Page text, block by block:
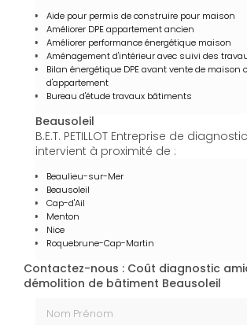
Aide pour permis de construire pour maison
Améliorer DPE appartement ancien
Améliorer performance énergétique maison
Aménagement d'intérieur avec suivi des
Bilan énergétique DPE avant vente de maison
d'appartement
Bureau d'étude travaux bâtiments
Beausoleil
B.E.T. PETILLOT Entreprise de
intervient à proximité de :
Beaulieu-sur-Mer
Beausoleil
Cap-d'Ail
Menton
Nice
Roquebrune-Cap-Martin
Contactez-nous : Coût diagnostic
démolition de bâtiment Beausoleil